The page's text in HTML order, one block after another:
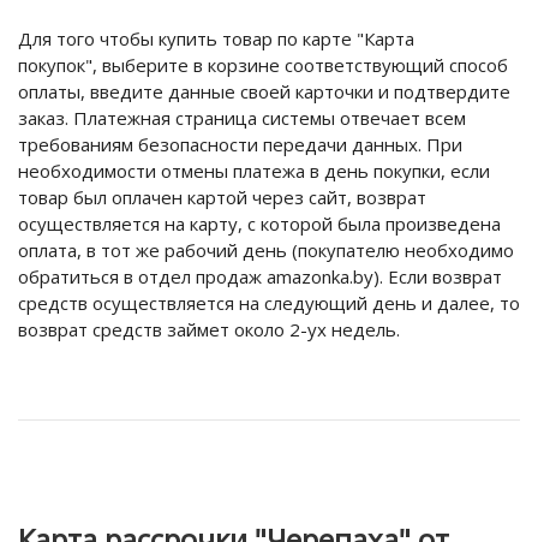
Для того чтобы купить товар по карте "Карта
покупок", выберите в корзине соответствующий способ
оплаты, введите данные своей карточки и подтвердите
заказ. Платежная страница системы отвечает всем
требованиям безопасности передачи данных. При
необходимости отмены платежа в день покупки, если
товар был оплачен картой через сайт, возврат
осуществляется на карту, с которой была произведена
оплата, в тот же рабочий день (покупателю необходимо
обратиться в отдел продаж amazonka.by). Если возврат
средств осуществляется на следующий день и далее, то
возврат средств займет около 2-ух недель.